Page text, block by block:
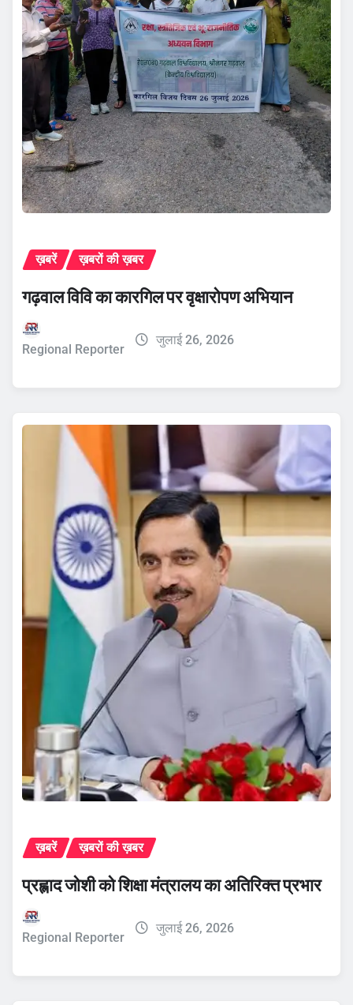
ख़बरें ख़बरों की ख़बर
गढ़वाल विवि का कारगिल पर वृक्षारोपण अभियान
Regional Reporter
जुलाई 26, 2026
ख़बरें ख़बरों की ख़बर
प्रह्लाद जोशी को शिक्षा मंत्रालय का अतिरिक्त प्रभार
Regional Reporter
जुलाई 26, 2026